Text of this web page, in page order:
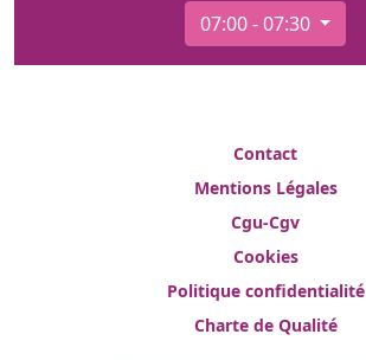
07:00 - 07:30
Contact
Mentions Légales
Cgu-Cgv
Cookies
Politique confidentialité
Charte de Qualité